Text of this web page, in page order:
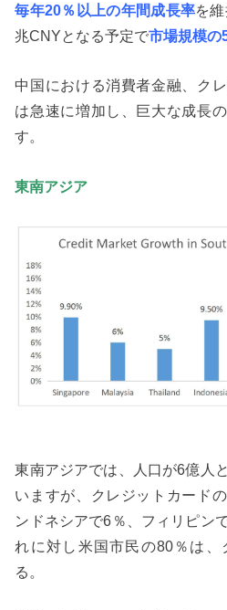
毎年20％以上の年間成長率を
兆CNYとなる予定で市場規模の
中国における消費者金融、ク
は急速に増加し、巨大な成長
す。
東南アジア
東南アジアでは、人口が6億人
いますが、クレジットカード
ンドネシアで6％、フィリピン
れに対し米国市民の80％は
る。